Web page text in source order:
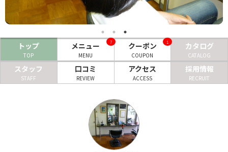
まつげサロン
エステサロン
リラクゼーションサロン
美容クリニック
トップ
TOP
メニュー
MENU
7 クーポン
COUPON
1 カタログ
CATALOG
スタッフ
STAFF
口コミ
REVIEW
アクセス
ACCESS
採用情報
RECRUIT